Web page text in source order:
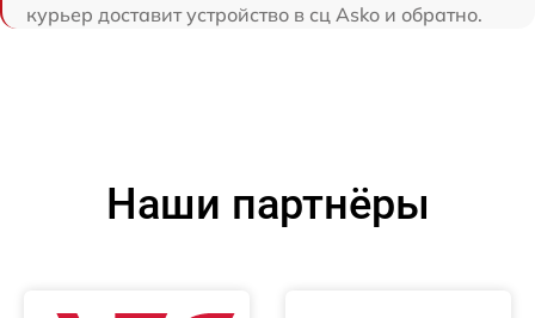
курьер доставит устройство в сц Asko и обратно.
Наши партнёры